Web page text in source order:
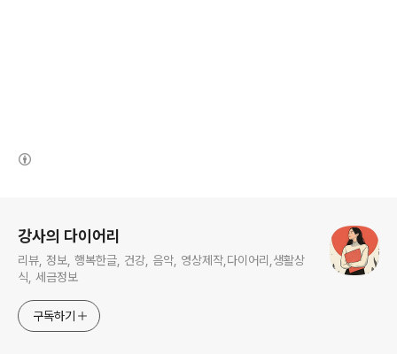
강사의 다이어리
리뷰, 정보, 행복한글, 건강, 음악, 영상제작,다이어리,생활상
식, 세금정보
구독하기